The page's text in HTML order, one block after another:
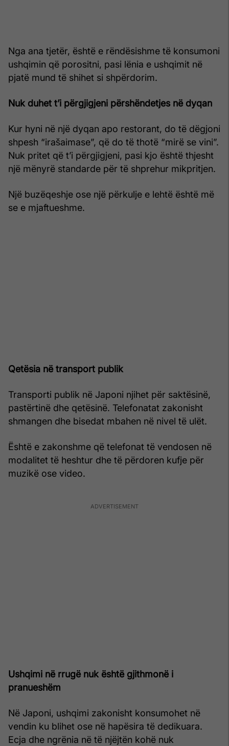
Nga ana tjetër, është e rëndësishme të konsumoni
ushqimin që porositni, pasi lënia e ushqimit në
pjatë mund të shihet si shpërdorim.
Nuk duhet t’i përgjigjeni përshëndetjes në dyqan
Kur hyni në një dyqan apo restorant, do të dëgjoni
shpesh “irašaimase”, që do të thotë “mirë se vini”.
Nuk pritet që t’i përgjigjeni, pasi kjo është thjesht
një mënyrë standarde për të shprehur mikpritjen.
Një buzëqeshje ose një përkulje e lehtë është më
se e mjaftueshme.
Qetësia në transport publik
Transporti publik në Japoni njihet për saktësinë,
pastërtinë dhe qetësinë. Telefonatat zakonisht
shmangen dhe bisedat mbahen në nivel të ulët.
Është e zakonshme që telefonat të vendosen në
modalitet të heshtur dhe të përdoren kufje për
muzikë ose video.
Ushqimi në rrugë nuk është gjithmonë i
pranueshëm
Në Japoni, ushqimi zakonisht konsumohet në
vendin ku blihet ose në hapësira të dedikuara.
Ecja dhe ngrënia në të njëjtën kohë nuk